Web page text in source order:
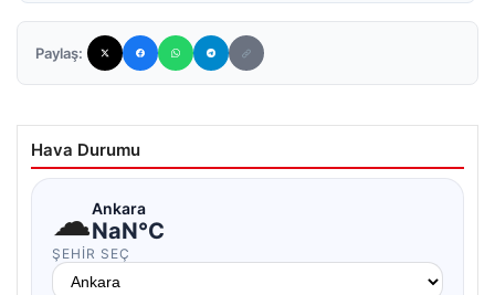
Paylaş:
Hava Durumu
☁Ankara
NaN°C
ŞEHIR SEÇ